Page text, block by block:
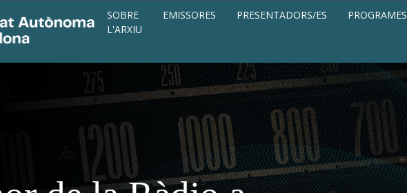
SOBRE
L'ARXIU
EMISSORES PRESENTADORS/ES PROGRAMES